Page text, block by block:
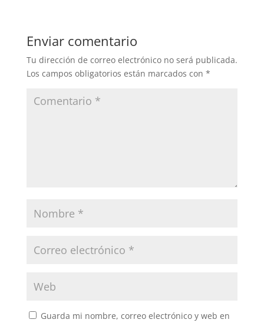
Enviar comentario
Tu dirección de correo electrónico no será publicada.
Los campos obligatorios están marcados con *
Guarda mi nombre, correo electrónico y web en